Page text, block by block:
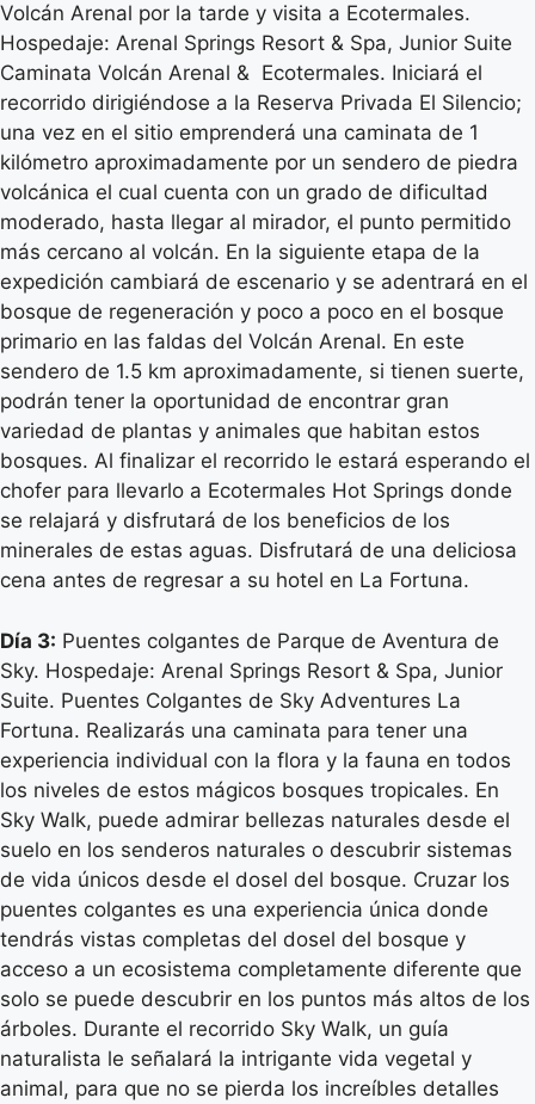
Volcán Arenal por la tarde y visita a Ecotermales.
Hospedaje: Arenal Springs Resort & Spa, Junior Suite
Caminata Volcán Arenal & Ecotermales. Iniciará el
recorrido dirigiéndose a la Reserva Privada El Silencio;
una vez en el sitio emprenderá una caminata de 1
kilómetro aproximadamente por un sendero de piedra
volcánica el cual cuenta con un grado de dificultad
moderado, hasta llegar al mirador, el punto permitido
más cercano al volcán. En la siguiente etapa de la
expedición cambiará de escenario y se adentrará en el
bosque de regeneración y poco a poco en el bosque
primario en las faldas del Volcán Arenal. En este
sendero de 1.5 km aproximadamente, si tienen suerte,
podrán tener la oportunidad de encontrar gran
variedad de plantas y animales que habitan estos
bosques. Al finalizar el recorrido le estará esperando el
chofer para llevarlo a Ecotermales Hot Springs donde
se relajará y disfrutará de los beneficios de los
minerales de estas aguas. Disfrutará de una deliciosa
cena antes de regresar a su hotel en La Fortuna.
Día 3: Puentes colgantes de Parque de Aventura de
Sky. Hospedaje: Arenal Springs Resort & Spa, Junior
Suite. Puentes Colgantes de Sky Adventures La
Fortuna. Realizarás una caminata para tener una
experiencia individual con la flora y la fauna en todos
los niveles de estos mágicos bosques tropicales. En
Sky Walk, puede admirar bellezas naturales desde el
suelo en los senderos naturales o descubrir sistemas
de vida únicos desde el dosel del bosque. Cruzar los
puentes colgantes es una experiencia única donde
tendrás vistas completas del dosel del bosque y
acceso a un ecosistema completamente diferente que
solo se puede descubrir en los puntos más altos de los
árboles. Durante el recorrido Sky Walk, un guía
naturalista le señalará la intrigante vida vegetal y
animal, para que no se pierda los increíbles detalles